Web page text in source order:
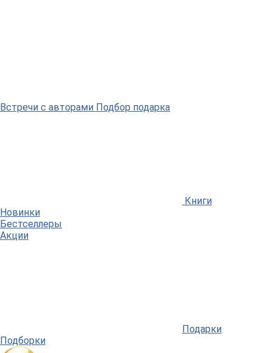
Встречи с авторами Подбор подарка
Книги
Новинки
Бестселлеры
Акции
Подарки
Подборки